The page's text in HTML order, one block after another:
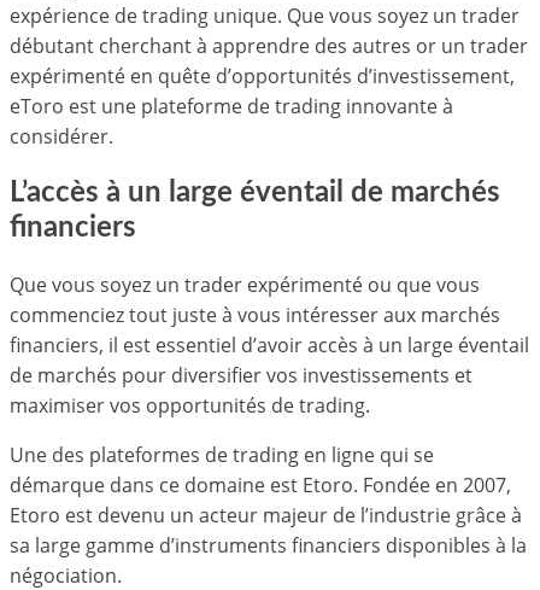
expérience de trading unique. Que vous soyez un trader
débutant cherchant à apprendre des autres or un trader
expérimenté en quête d’opportunités d’investissement,
eToro est une plateforme de trading innovante à
considérer.
L’accès à un large éventail de marchés
financiers
Que vous soyez un trader expérimenté ou que vous
commenciez tout juste à vous intéresser aux marchés
financiers, il est essentiel d’avoir accès à un large éventail
de marchés pour diversifier vos investissements et
maximiser vos opportunités de trading.
Une des plateformes de trading en ligne qui se
démarque dans ce domaine est Etoro. Fondée en 2007,
Etoro est devenu un acteur majeur de l’industrie grâce à
sa large gamme d’instruments financiers disponibles à la
négociation.